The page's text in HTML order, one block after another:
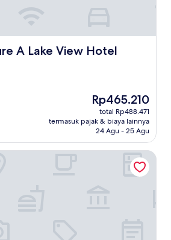
A Lake View Hotel
Lake View Hotel
Harga
sekarang
Rp465.210
Rp465.210
total Rp488.471
termasuk pajak & biaya lainnya
24 Agu - 25 Agu